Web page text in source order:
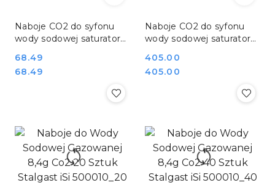
Naboje CO2 do syfonu
wody sodowej saturatora
Cena:
68.49
Cena:
68.49
Naboje CO2 do syfonu
wody sodowej saturatora
1101_300
Cena:
405.00
Cena:
405.00